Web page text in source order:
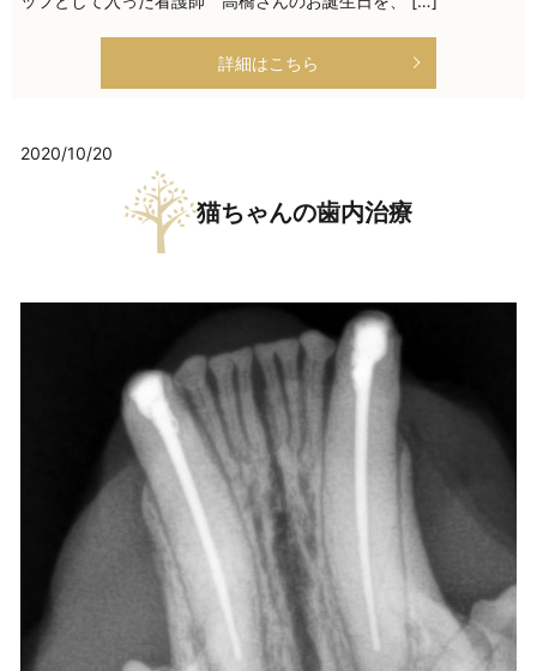
詳細はこちら
2020/10/20
猫ちゃんの歯内治療